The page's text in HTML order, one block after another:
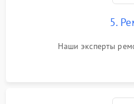
5.
Наши эксперты